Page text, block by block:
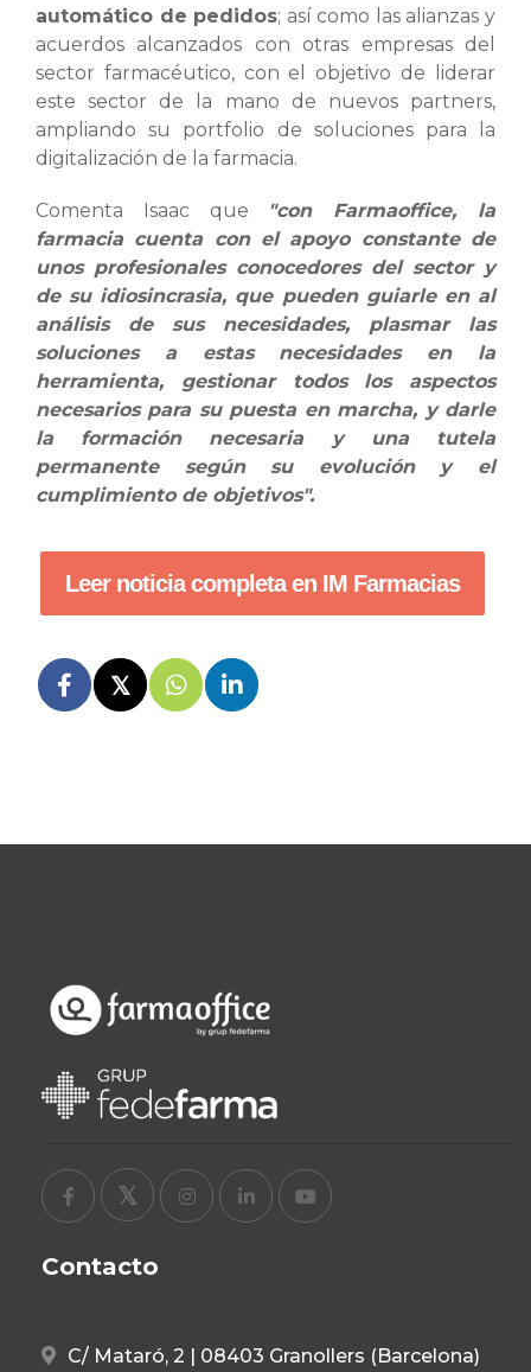
automático de pedidos; así como las alianzas y
acuerdos alcanzados con otras empresas del
sector farmacéutico, con el objetivo de liderar
este sector de la mano de nuevos partners,
ampliando su portfolio de soluciones para la
digitalización de la farmacia.
Comenta Isaac que "con Farmaoffice, la
farmacia cuenta con el apoyo constante de
unos profesionales conocedores del sector y
de su idiosincrasia, que pueden guiarle en al
análisis de sus necesidades, plasmar las
soluciones a estas necesidades en la
herramienta, gestionar todos los aspectos
necesarios para su puesta en marcha, y darle
la formación necesaria y una tutela
permanente según su evolución y el
cumplimiento de objetivos".
Leer noticia completa en IM Farmacias
Contacto
C/ Mataró, 2 | 08403 Granollers (Barcelona)